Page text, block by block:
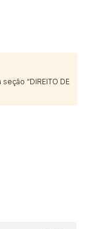
“DIREITO DE